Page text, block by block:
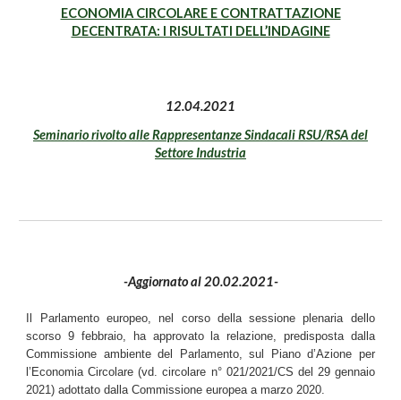
ECONOMIA CIRCOLARE E CONTRATTAZIONE
DECENTRATA: I RISULTATI DELL’INDAGINE
12.04.2021
Seminario rivolto alle Rappresentanze Sindacali RSU/RSA del
Settore Industria
-Aggiornato al 20.02.2021-
Il Parlamento europeo, nel corso della sessione plenaria dello
scorso 9 febbraio, ha approvato
la relazione, predisposta dalla
Commissione ambiente del Parlamento, sul Piano d’Azione per
l’Economia Circolare (vd. circolare n° 021/2021/CS del 29 gennaio
2021) adottato dalla Commissione europea a marzo 2020.